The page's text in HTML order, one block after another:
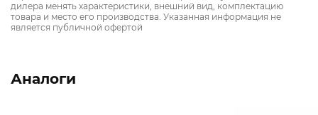
дилера менять характеристики, внешний вид, комплектацию
товара и место его производства. Указанная информация не
является публичной офертой
Аналоги